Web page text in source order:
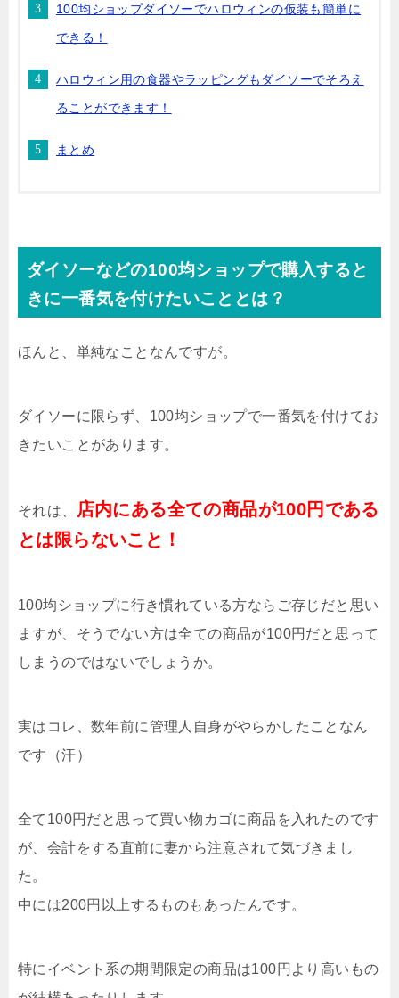
100均ショップダイソーでハロウィンの仮装も簡単に
できる！
ハロウィン用の食器やラッピングもダイソーでそろえ
ることができます！
まとめ
ダイソーなどの100均ショップで購入すると
きに一番気を付けたいこととは？
ほんと、単純なことなんですが。
ダイソーに限らず、100均ショップで一番気を付けてお
きたいことがあります。
それは、
店内にある全ての商品が100円である
とは限らないこと！
100均ショップに行き慣れている方ならご存じだと思い
ますが、そうでない方は全ての商品が100円だと思って
しまうのではないでしょうか。
実はコレ、数年前に管理人自身がやらかしたことなん
です（汗）
全て100円だと思って買い物カゴに商品を入れたのです
が、会計をする直前に妻から注意されて気づきまし
た。
中には200円以上するものもあったんです。
特にイベント系の期間限定の商品は100円より高いもの